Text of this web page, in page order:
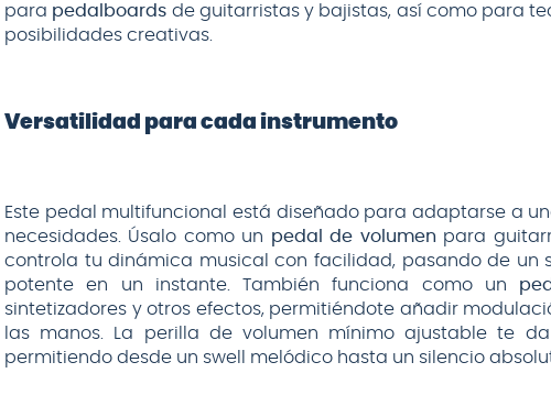
para pedalboards de guitarristas y bajistas, así como para
posibilidades creativas.
Versatilidad para cada instrumento
Este pedal multifuncional está diseñado para adaptarse a
necesidades. Úsalo como un pedal de volumen para
controla tu dinámica musical con facilidad, pasando de un
potente en un instante. También funciona como un
sintetizadores y otros efectos, permitiéndote añadir
las manos. La perilla de volumen mínimo ajustable te
permitiendo desde un swell melódico hasta un silencio